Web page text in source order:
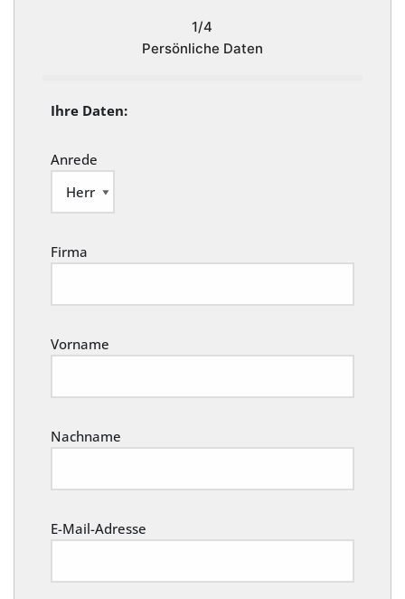
1/4
Persönliche Daten
Ihre Daten:
Anrede
Firma
Vorname
Nachname
E-Mail-Adresse